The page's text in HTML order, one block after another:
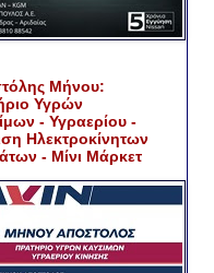
Μήνου:
Υγρών
- Υγραερίου -
Ηλεκτροκίνητων
- Μίνι Μάρκετ